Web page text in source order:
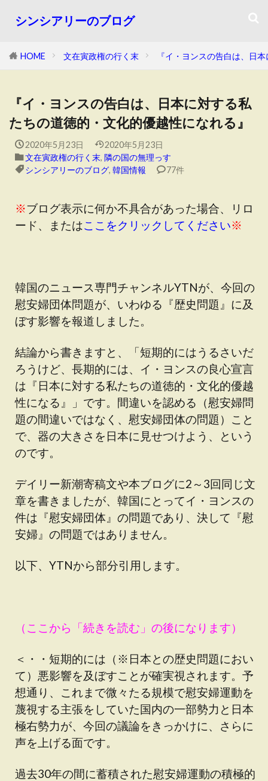
シンシアリーのブログ
HOME 文在寅政権の行く末 『イ・ヨンスの告白は、日
『イ・ヨンスの告白は、日本に対する私
たちの道徳的・文化的優越性になれる』
2020年5月23日
2020年5月23日
文在寅政権の行く末, 隣の国の無理っす
シンシアリーのブログ, 韓国情報 77件
※ブログ表示に何か不具合があった場合、リロ
ード、またはここをクリックしてください※
韓国のニュース専門チャンネルYTNが、今回の
慰安婦団体問題が、いわゆる『歴史問題』に及
ぼす影響を報道しました。
結論から書きますと、「短期的にはうるさいだ
ろうけど、長期的には、イ・ヨンスの良心宣言
は『日本に対する私たちの道徳的・文化的優越
性になる』」です。間違いを認める（慰安婦問
題の間違いではなく、慰安婦団体の問題）こと
で、器の大きさを日本に見せつけよう、という
のです。
デイリー新潮寄稿文や本ブログに2～3回同じ文
章を書きましたが、韓国にとってイ・ヨンスの
件は『慰安婦団体』の問題であり、決して『慰
安婦』の問題ではありません。
以下、YTNから部分引用します。
（ここから「続きを読む」の後になります）
＜・・短期的には（※日本との歴史問題におい
て）悪影響を及ぼすことが確実視されます。予
想通り、これまで微々たる規模で慰安婦運動を
蔑視する主張をしていた国内の一部勢力と日本
極右勢力が、今回の議論をきっかけに、さらに
声を上げる面です。
過去30年の間に蓄積された慰安婦運動の積極的